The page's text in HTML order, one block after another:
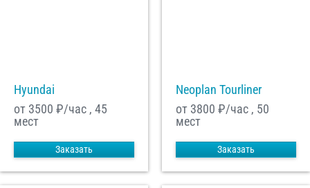
Hyundai
от 3500 ₽/час , 45
мест
Заказать
Neoplan Tourliner
от 3800 ₽/час , 50
мест
Заказать